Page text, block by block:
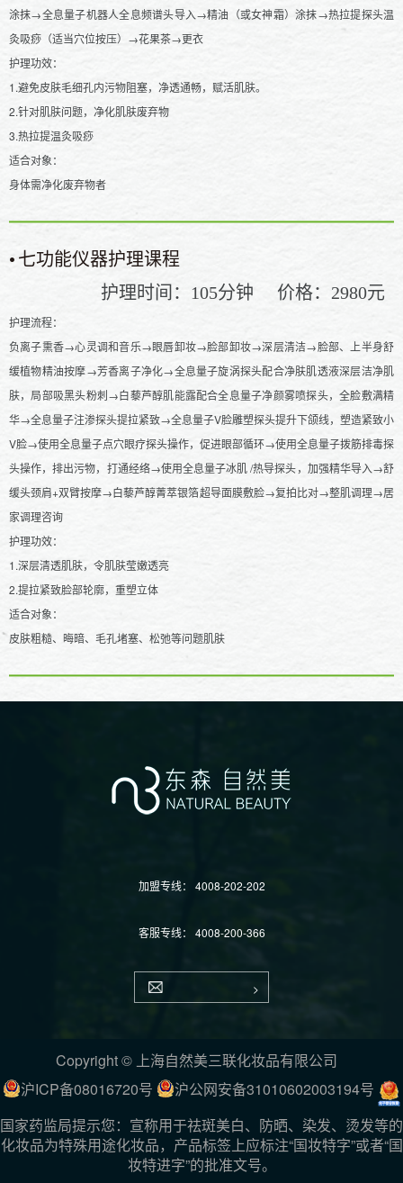
涂抹→全息量子机器人全息频谱头导入→精油（或女神霜）涂抹→热拉提探头温
灸吸痧（适当穴位按压）→花果茶→更衣
护理功效：
1.避免皮肤毛细孔内污物阻塞，净透通畅，赋活肌肤。
2.针对肌肤问题，净化肌肤废弃物
3.热拉提温灸吸痧
适合对象：
身体需净化废弃物者
•七功能仪器护理课程
护理时间：
105分钟 价格： 2980元
护理流程：
负离子熏香→心灵调和音乐→眼唇卸妆→脸部卸妆→深层清洁→脸部、上半身舒
缓植物精油按摩→芳香离子净化→全息量子旋涡探头配合净肤肌透液深层洁净肌
肤，局部吸黑头粉刺→白藜芦醇肌能露配合全息量子净颜雾喷探头，全脸敷满精
华→全息量子注渗探头提拉紧致→全息量子V脸雕塑探头提升下颌线，塑造紧致小
V脸→使用全息量子点穴眼疗探头操作，促进眼部循环→使用全息量子拨筋排毒探
头操作，排出污物，打通经络→使用全息量子冰肌 /热导探头，加强精华导入→舒
缓头颈肩+双臂按摩→白藜芦醇菁萃银箔超导面膜敷脸→复拍比对→整肌调理→居
家调理咨询
护理功效：
1.深层清透肌肤，令肌肤莹嫩透亮
2.提拉紧致脸部轮廓，重塑立体
适合对象：
皮肤粗糙、晦暗、毛孔堵塞、松弛等问题肌肤
加盟专线： 4008-202-202
客服专线： 4008-200-366
Copyright © 上海自然美三联化妆品有限公司
沪ICP备08016720号
沪公网安备31010602003194号
国家药监局提示您：宣称用于祛斑美白、防晒、染发、烫发等的
化妆品为特殊用途化妆品，产品标签上应标注“国妆特字”或者“国
妆特进字”的批准文号。